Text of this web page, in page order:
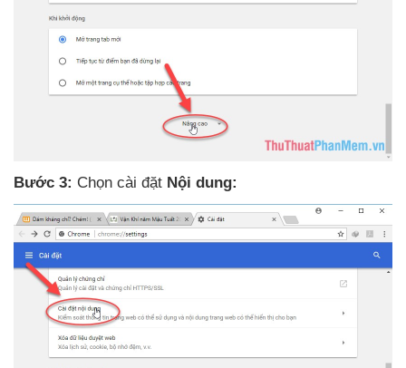
Bước 3: Chọn cài đặt Nội dung: